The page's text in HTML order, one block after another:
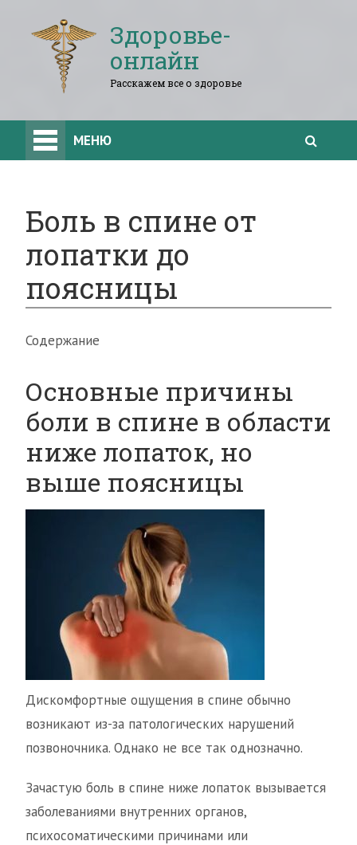
Здоровье-
онлайн
Расскажем все о здоровье
МЕНЮ
Боль в спине от
лопатки до
поясницы
Содержание
Основные причины
боли в спине в области
ниже лопаток, но
выше поясницы
Дискомфортные ощущения в спине обычно
возникают из-за патологических нарушений
позвоночника. Однако не все так однозначно.
Зачастую боль в спине ниже лопаток вызывается
заболеваниями внутренних органов,
психосоматическими причинами или